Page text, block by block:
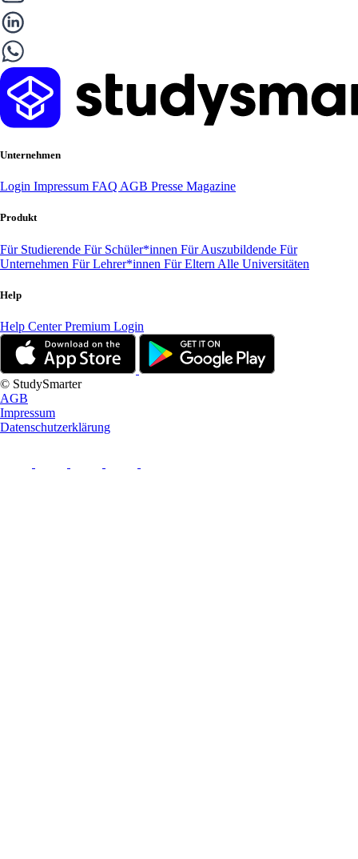
Unternehmen
Login Impressum FAQ AGB Presse Magazine
Produkt
Für Studierende Für Schüler*innen Für Auszubildende Für
Unternehmen Für Lehrer*innen Für Eltern Alle Universitäten
Help
Help CenterPremium Login
© StudySmarter
AGB
Impressum
Datenschutzerklärung